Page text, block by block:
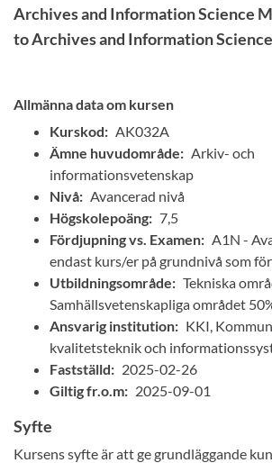
Archives and Information Science
to Archives and Information
Allmänna data om kursen
Kurskod: AK032A
Ämne huvudområde: Arkiv- och
informationsvetenskap
Nivå: Avancerad nivå
Högskolepoäng: 7,5
Fördjupning vs. Examen: A1N -
endast kurs/er på grundnivå som
Utbildningsområde: Tekniska
Samhällsvetenskapliga området
Ansvarig institution: KKI,
kvalitetsteknik och
Fastställd: 2025-02-26
Giltig fr.o.m: 2025-09-01
Syfte
Kursens syfte är att ge grundläggande